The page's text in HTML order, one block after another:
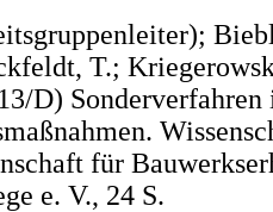
T.;
D)
für
e. V., 24 S.